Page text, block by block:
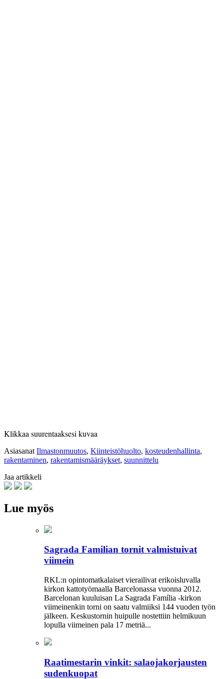
Klikkaa suurentaaksesi kuvaa
Asiasanat Ilmastonmuutos, Kiinteistöhuolto, kosteudenhallinta,
rakentaminen, rakentamismääräykset, suunnittelu
Jaa artikkeli
Lue myös
Sagrada Familian tornit valmistuivat
viimein
RKL:n opintomatkalaiset vierailivat erikoisluvalla
kirkon kattotyömaalla Barcelonassa vuonna 2012.
Barcelonan kuuluisan La Sagrada Família -kirkon
viimeinenkin torni on saatu valmiiksi­ 144 vuoden työn
jälkeen. Keskustornin huipulle nostettiin helmikuun
lopulla viimeinen pala 17 metriä...
Raatimestarin vinkit: salaojakorjausten
sudenkuopat